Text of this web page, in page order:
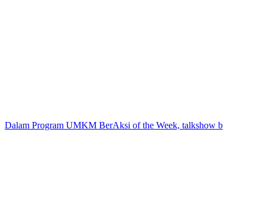
Dalam Program UMKM BerAksi of the Week, talkshow b